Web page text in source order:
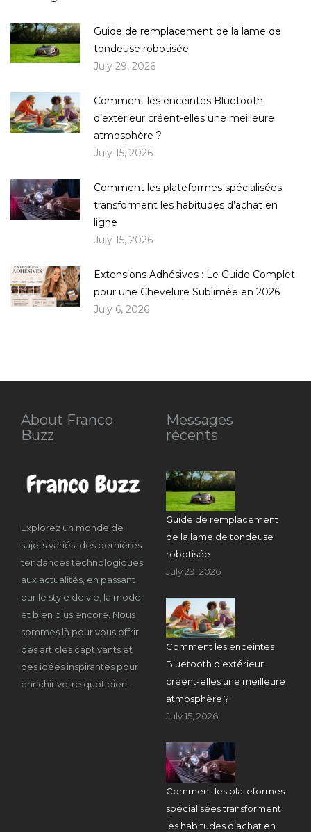
Guide de remplacement de la lame de
tondeuse robotisée
July 29, 2026
Comment les enceintes Bluetooth
d’extérieur créent-elles une meilleure
atmosphère ?
July 15, 2026
Comment les plateformes spécialisées
transforment les habitudes d’achat en
ligne
July 15, 2026
Extensions Adhésives : Le Guide Complet
pour une Chevelure Sublimée en 2026
July 6, 2026
About Franco
Buzz
Explorez un monde de
sujets variés, des dernières
tendances technologiques
aux actualités, en passant
par le style de vie, la mode,
et bien plus encore. Nous
sommes là pour vous offrir
des articles captivants et
des idées inspirantes pour
enrichir votre quotidien.
Messages
récents
Guide de remplacement
de la lame de tondeuse
robotisée
July 29, 2026
Comment les enceintes
Bluetooth d’extérieur
créent-elles une meilleure
atmosphère ?
July 15, 2026
Comment les plateformes
spécialisées transforment
les habitudes d’achat en